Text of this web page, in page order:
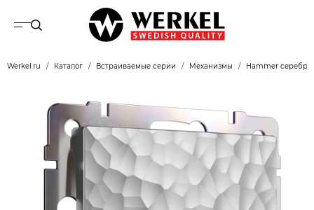
Werkel.ru Каталог Встраиваемые серии Механизмы Hammer